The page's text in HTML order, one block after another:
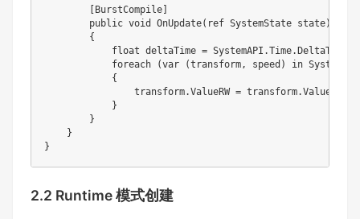
        [BurstCompile]
        public void OnUpdate(ref SystemState state)
        {
            float deltaTime = SystemAPI.Time.DeltaTime;
foreach (var (transform, speed) in
            {
transform.ValueRW =
            }
        }
    }
2.2 Runtime 模式创建